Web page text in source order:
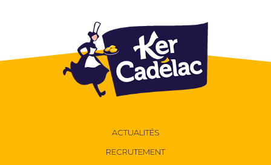
ACTUALITÉS
RECRUTEMENT